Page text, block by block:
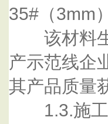
35#（3mm
该材料生
产示范线企
其产品质量
1.3.施工